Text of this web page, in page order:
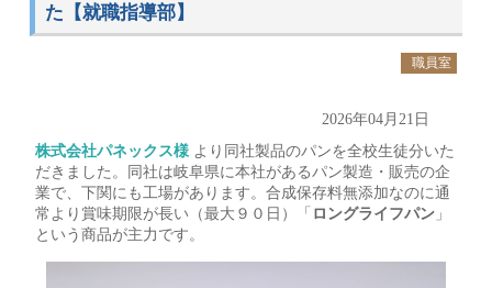
た【就職指導部】
職員室
2026年04月21日
株式会社パネックス様 より同社製品のパンを全校生徒分いた
だきました。同社は岐阜県に本社があるパン製造・販売の企
業で、下関にも工場があります。合成保存料無添加なのに通
常より賞味期限が長い（最大９０日）「 ロングライフパン 」
という商品が主力です。